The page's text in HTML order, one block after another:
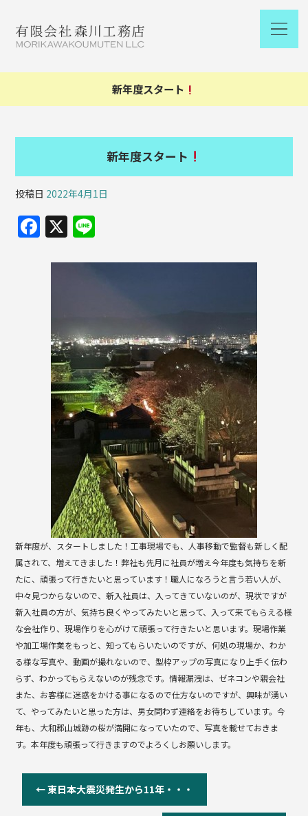
新年度スタート
新年度スタート
投稿日 2022年4月1日
F
c
o
o
k
X
e
新年度が、スタートしました！工事現場でも、人事移動で監督も新しく配
属されて、増えてきました！弊社も先月に社員が増え今年度も気持ちを新
たに、頑張って行きたいと思っています！職人になろうと言う若い人が、
中々見つからないので、新入社員は、入ってきていないのが、現状ですが
新入社員の方が、気持ち良くやってみたいと思って、入って来てもらえる様
な会社作り、現場作りを心がけて頑張って行きたいと思います。現場作業
や加工場作業をもっと、知ってもらいたいのですが、何処の現場か、わか
る様な写真や、動画が撮れないので、型枠アップの写真になり上手く伝わ
らず、わかってもらえないのが残念です。情報漏洩は、ゼネコンや親会社
また、お客様に迷惑をかける事になるので仕方ないのですが、興味が湧い
て、やってみたいと思った方は、男女問わず連絡をお待ちしています。今
年も、大和郡山城跡の桜が満開になっていたので、写真を載せておきま
す。本年度も頑張って行きますのでよろくしお願いします。
←東日本大震災発生から11年・・・